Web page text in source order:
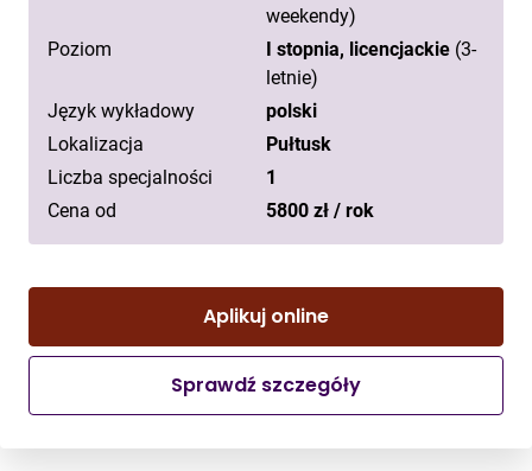
weekendy)
Poziom
I stopnia, licencjackie (3-
letnie)
Język wykładowy
polski
Lokalizacja
Pułtusk
Liczba specjalności
1
Cena od
5800 zł / rok
Aplikuj online
Sprawdź szczegóły